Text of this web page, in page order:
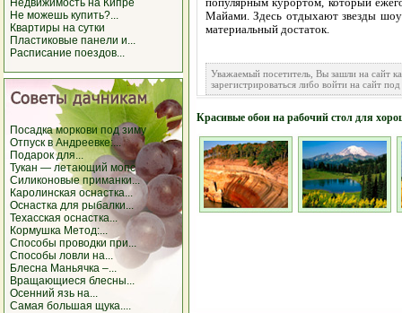
Недвижимость на Кипре
Не можешь купить?...
Квартиры на сутки
Пластиковые панели и...
Расписание поездов...
Посадка моркови под зиму
Отпуск в Андреевке:...
Подарок для...
Тукан — летающий мопс
Силиконовые приманки...
Каролинская оснастка...
Оснастка для рыбалки...
Техасская оснастка...
Кормушка Метод:...
Способы проводки при...
Способы ловли на...
Блесна Маньячка –...
Вращающиеся блесны...
Осенний язь на...
Самая большая щука....
Майами. Здесь отдыхают звезды
материальный достаток.
Уважаемый посетитель, Вы зашли на сайт
зарегистрироваться либо войти на сайт
Красивые обои на рабочий стол для